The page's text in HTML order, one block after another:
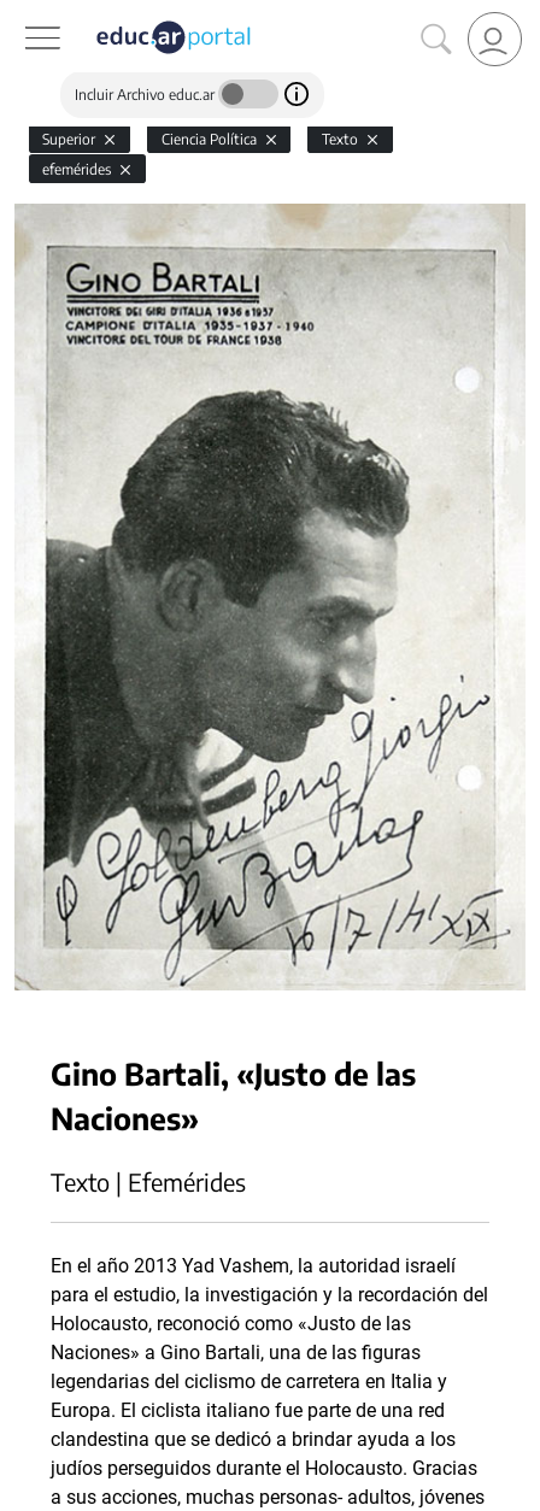
Incluir Archivo educ.ar
Superior Ciencia Política
Texto
efemérides
Gino Bartali, «Justo de las
Naciones»
Texto | Efemérides
En el año 2013 Yad Vashem, la autoridad israelí
para el estudio, la investigación y la recordación del
Holocausto, reconoció como «Justo de las
Naciones» a Gino Bartali, una de las figuras
legendarias del ciclismo de carretera en Italia y
Europa. El ciclista italiano fue parte de una red
clandestina que se dedicó a brindar ayuda a los
judíos perseguidos durante el Holocausto. Gracias
a sus acciones, muchas personas- adultos, jóvenes